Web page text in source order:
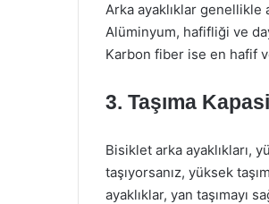
Arka ayaklıklar genellikle
Alüminyum, hafifliği ve
Karbon fiber ise en hafif
3. Taşıma
Bisiklet arka ayaklıkları,
taşıyorsanız, yüksek
ayaklıklar, yan taşımayı